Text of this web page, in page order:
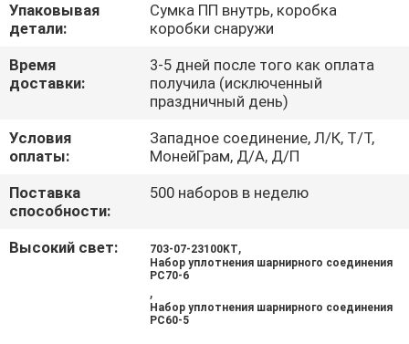
PRIVACY
POLICY
Упаковывая
детали:
Сумка ПП внутрь, коробка
коробки снаружи
Время
доставки:
3-5 дней после того как оплата
получила (исключенный
праздничный день)
Условия
оплаты:
Западное соединение, Л/К, Т/Т,
МонейГрам, Д/А, Д/П
Поставка
способности:
500 наборов в неделю
Высокий свет: 703-07-23100KT,
Набор уплотнения шарнирного соединения
PC70-6
,
Набор уплотнения шарнирного соединения
PC60-5